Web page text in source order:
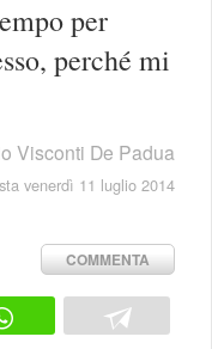
per
perché mi
Visconti De Padua
venerdì 11 luglio 2014
COMMENTA